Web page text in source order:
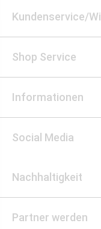
Kundenservice/
Shop Service
Informationen
Social Media
Nachhaltigkeit
Partner werden